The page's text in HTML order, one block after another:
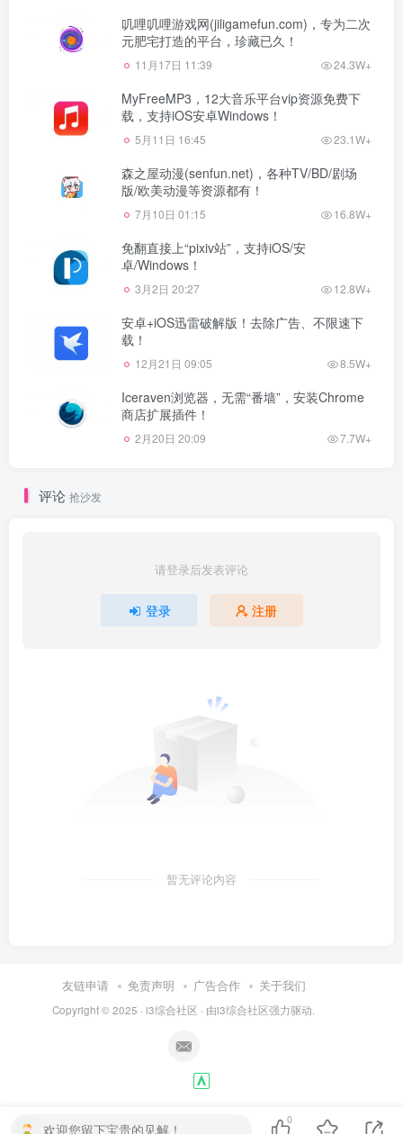
叽哩叽哩游戏网(jiligamefun.com)，专为二次
元肥宅打造的平台，珍藏已久！
11月17日 11:39 24.3W+
MyFreeMP3，12大音乐平台vip资源免费下
载，支持iOS安卓Windows！
5月11日 16:45 23.1W+
森之屋动漫(senfun.net)，各种TV/BD/剧场
版/欧美动漫等资源都有！
7月10日 01:15 16.8W+
免翻直接上“pixiv站”，支持iOS/安
卓/Windows！
3月2日 20:27 12.8W+
安卓+iOS迅雷破解版！去除广告、不限速下
载！
12月21日 09:05 8.5W+
Iceraven浏览器，无需“番墙”，安装Chrome
商店扩展插件！
2月20日 20:09 7.7W+
评论 抢沙发
请登录后发表评论
登录 注册
暂无评论内容
友链申请 免责声明 广告合作 关于我们
Copyright © 2025 · i3综合社区 · 由i3综合社区强力驱动.
欢迎您留下宝贵的见解！
0